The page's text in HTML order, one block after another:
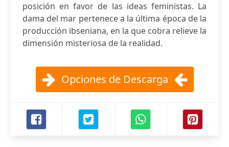
posición en favor de las ideas feministas. La
dama del mar pertenece a la última época de la
producción ibseniana, en la que cobra relieve la
dimensión misteriosa de la realidad.
Opciones de Descarga